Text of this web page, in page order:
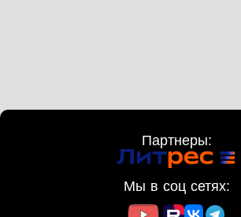
Партнеры:
Мы в соц сетях: